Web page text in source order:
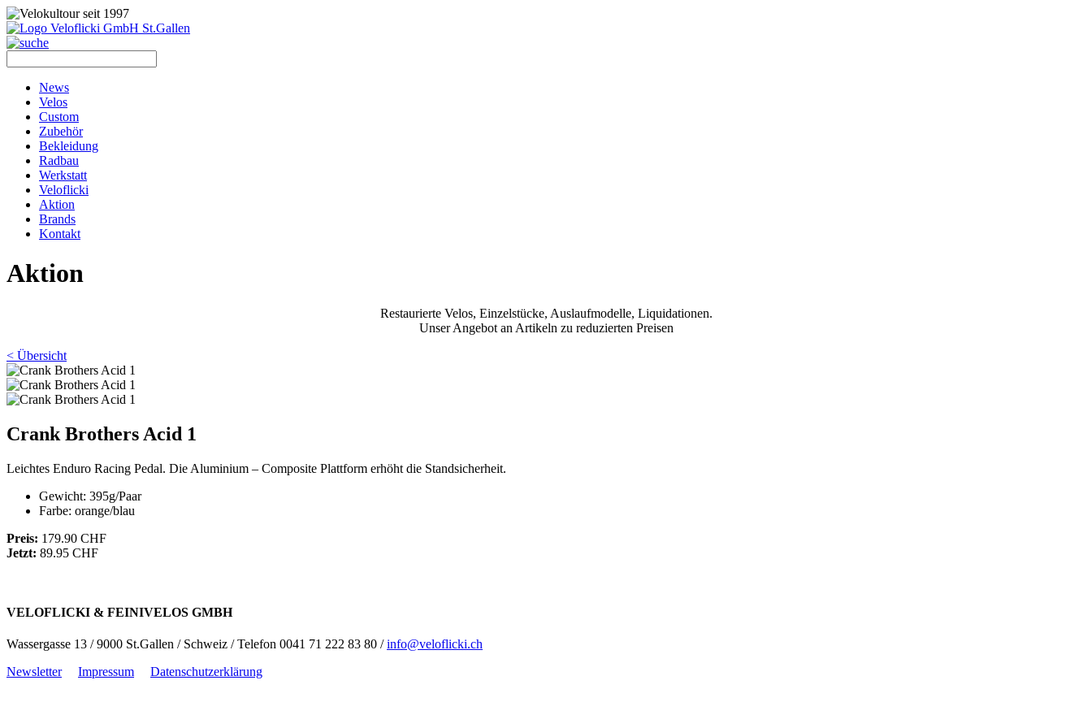
News
Velos
Custom
Zubehör
Bekleidung
Radbau
Werkstatt
Veloflicki
Aktion
Brands
Kontakt
Aktion
Restaurierte Velos, Einzelstücke, Auslaufmodelle, Liquidationen.
Unser Angebot an Artikeln zu reduzierten Preisen
< Übersicht
Crank Brothers Acid 1
Leichtes Enduro Racing Pedal. Die Aluminium – Composite Plattform erhöht die Standsicherheit.
Gewicht: 395g/Paar
Farbe: orange/blau
Preis: 179.90 CHF
Jetzt: 89.95 CHF
VELOFLICKI & FEINIVELOS GMBH
Wassergasse 13 / 9000 St.Gallen / Schweiz / Telefon 0041 71 222 83 80 /info@veloflicki.ch
Newsletter
Impressum Datenschutzerklärung